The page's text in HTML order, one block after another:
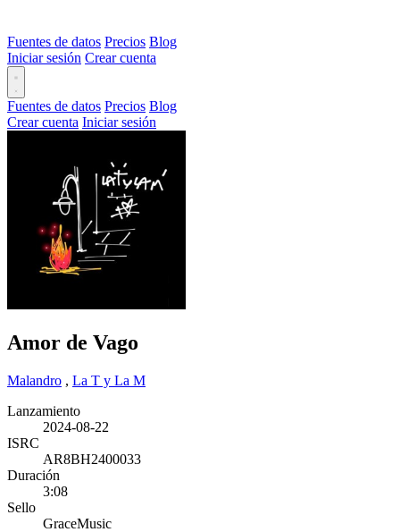
Fuentes de datos Precios Blog
Iniciar sesión Crear cuenta
Fuentes de datos Precios Blog
Crear cuenta Iniciar sesión
Amor de Vago
Malandro , La T y La M
Lanzamiento
2024-08-22
ISRC
AR8BH2400033
Duración
3:08
Sello
GraceMusic